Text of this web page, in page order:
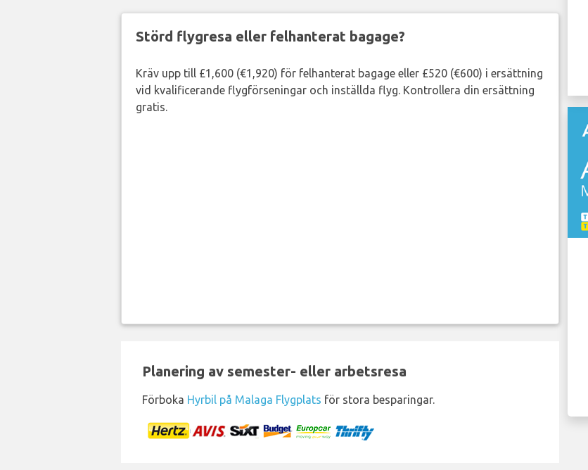
Störd flygresa eller felhanterat bagage?
Kräv upp till £1,600 (€1,920) för felhanterat bagage eller £520 (€600) i ersättning
vid kvalificerande flygförseningar och inställda flyg. Kontrollera din ersättning
gratis.
Planering av semester- eller arbetsresa
Förboka Hyrbil på Malaga Flygplats för stora besparingar.